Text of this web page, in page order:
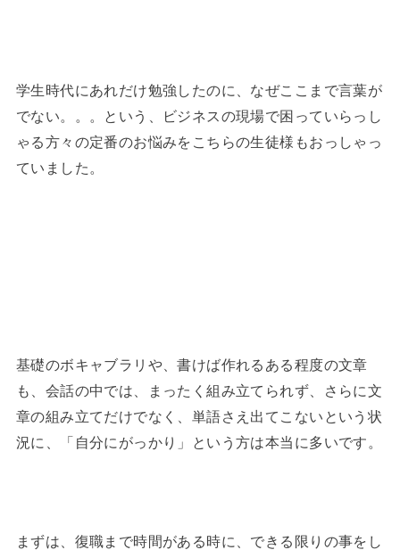
学生時代にあれだけ勉強したのに、なぜここまで言葉が
でない。。。という、ビジネスの現場で困っていらっし
ゃる方々の定番のお悩みをこちらの生徒様もおっしゃっ
ていました。
基礎のボキャブラリや、書けば作れるある程度の文章
も、会話の中では、まったく組み立てられず、さらに文
章の組み立てだけでなく、単語さえ出てこないという状
況に、「自分にがっかり」という方は本当に多いです。
まずは、復職まで時間がある時に、できる限りの事をし